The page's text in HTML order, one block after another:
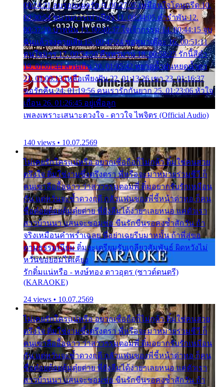
00:24:21 ลบรอยแผลรัก 9. 00:27:35 เหมือนใจโดนกรีด 10.
00:30:54 ขบวนการเปาเปียว 11. 00:34:05 คำรำพัน 12.
00:37:20 ปาหนัน 13. 00:40:37 ใจเจ้ากรรม 14. 00:44:15 จูบ
ฉันแล้วจงตายเสีย 15. 00:47:24 ขอสูมาเต๊อะ 16. 00:51:11
คนใจมาร 17. 00:54:50 คืนทรมาน 18. 00:58:25 รักนี้สีดำ
19. 01:01:44 ส่วนเกิน 20. 01:05:42 หยาดน้ำฝนหยดน้ำตา
21. 01:09:13 เหลือเพียงฝัน 22. 01:13:26 เขา 23. 01:16:37
ขอรักคืน 24. 01:19:56 คนเรารักกันยาก 25. 01:23:06 หัวใจ
เถื่อน 26. 01:26:45 อยู่เพื่อลูก
เพลงเพราะเสนาะดวงใจ - ดาวใจ ไพจิตร (Official Audio)
140 views • 10.07.2569
ไม่เคยรักใครแน่หรือ อยากเชื่อถือก็ไม่กล้า ติ๋มใช่คนสวย
ตรึงใจ ติ๋มใช่งามซึ้งตรึงตรา พี่หรือจะมาหมายร่วมชีวี ก็
คนเขาลืออื้อฉาว ว่าสาวๆรุมตอมพี่ ติ๋มอยากรับรักเหมือน
กัน แต่หวั่นจะช้ำดวงฤดี กลัวแฟนของพี่ชี้หน้าด่าทอ ก็คน
ชื่อต๋อยต้อยตุ้มตุ๋ยต่าย พี่ยังลืมได้ง่ายๆเลยหนอ แค่ตัวเรา
สาวบ้านนา แสนจะซอมซ่อ ขืนรักขืนรอคงช้ำสักวัน ถ้า
จริงเหมือนคำพร่ำเฉลย พี่อย่าเฉยรีบมาหมั้น ถ้าพี่สู่ขอ
ตามธรรมเนียม ติ๋มจะเตรียมรับเกลียวสัมพันธ์ ผิดหวังไม่
หวั่นขอยอมได้เคียง
รักติ๋มแน่หรือ - หงษ์ทอง ดาวอุดร (ซาวด์ดนตรี)
(KARAOKE)
24 views • 10.07.2569
ไม่เคยรักใครแน่หรือ อยากเชื่อถือก็ไม่กล้า ติ๋มใช่คนสวย
ตรึงใจ ติ๋มใช่งามซึ้งตรึงตรา พี่หรือจะมาหมายร่วมชีวี ก็
คนเขาลืออื้อฉาว ว่าสาวๆรุมตอมพี่ ติ๋มอยากรับรักเหมือน
กัน แต่หวั่นจะช้ำดวงฤดี กลัวแฟนของพี่ชี้หน้าด่าทอ ก็คน
ชื่อต๋อยต้อยตุ้มตุ๋ยต่าย พี่ยังลืมได้ง่ายๆเลยหนอ แค่ตัวเรา
สาวบ้านนา แสนจะซอมซ่อ ขืนรักขืนรอคงช้ำสักวัน ถ้า